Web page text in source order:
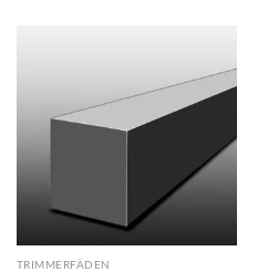
TRIMMERFÄDEN